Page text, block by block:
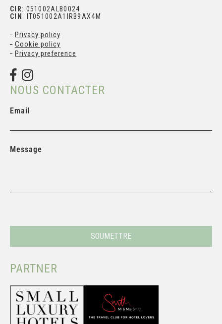
Téléphone: +39 0575 353210
Portable: +39 366 89 85 430
Email: info@badiadipomaio.com
CIR: 051002ALB0024
CIN: IT051002A1IRB9AX4M
Cookie policy
Privacy preference
NOUS CONTACTER
PARTNER